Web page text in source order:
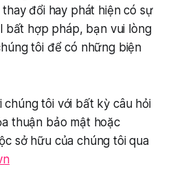
đổi hay phát hiện có sự
bất hợp pháp, bạn vui lòng
tôi để có những biện
chúng tôi với bất kỳ câu hỏi
thuận bảo mật hoặc
sở hữu của chúng tôi qua